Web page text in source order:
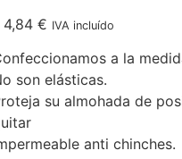
4,84 € IVA incluído
a la
son elásticas.
su almohada de
anti chinches.